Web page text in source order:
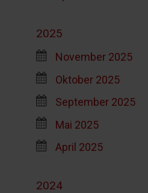
2025
November 2025
Oktober 2025
September 2025
Mai 2025
April 2025
2024